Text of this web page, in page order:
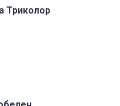
Триколор